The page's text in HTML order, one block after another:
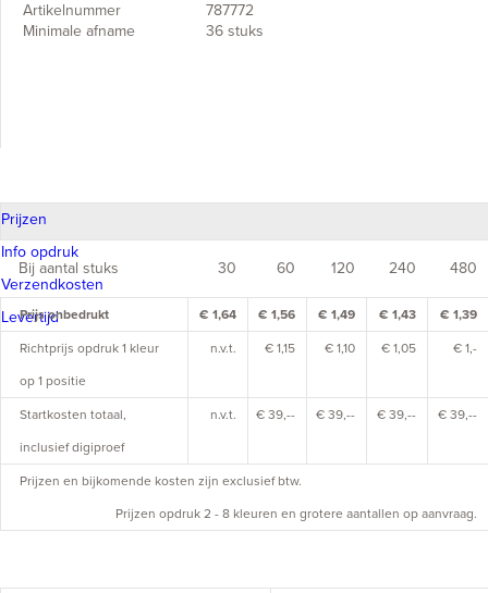
Artikelnummer
787772
Minimale afname
36 stuks
Prijzen
Info opdruk
Verzendkosten
Levertijd
Bij aantal stuks 30 60 120 240 480
Prijs onbedrukt € 1,64 € 1,56 € 1,49 € 1,43 € 1,39
Richtprijs opdruk 1 kleur
op 1 positie
n.v.t. € 1,15 € 1,10 € 1,05 € 1,-
Startkosten totaal,
inclusief digiproef
n.v.t. € 39,-- € 39,-- € 39,-- € 39,--
Prijzen en bijkomende kosten zijn exclusief btw.
Prijzen opdruk 2 - 8 kleuren en grotere aantallen op aanvraag.